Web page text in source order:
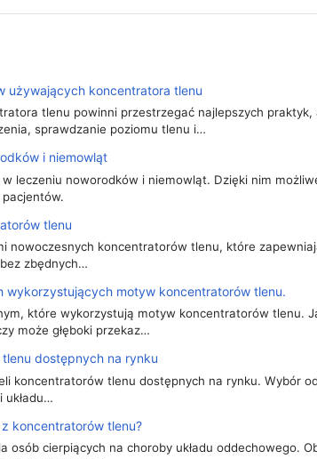
używających koncentratora tlenu
tlenu powinni przestrzegać najlepszych
sprawdzanie poziomu tlenu i…
i niemowląt
leczeniu noworodków i niemowląt. Dzięki nim
tlenu
nowoczesnych koncentratorów tlenu, które
zbędnych…
motyw koncentratorów tlenu.
które wykorzystują motyw koncentratorów tlenu.
może głęboki przekaz…
dostępnych na rynku
koncentratorów tlenu dostępnych na rynku. Wybór
układu…
koncentratorów tlenu?
osób cierpiących na choroby układu oddechowego.